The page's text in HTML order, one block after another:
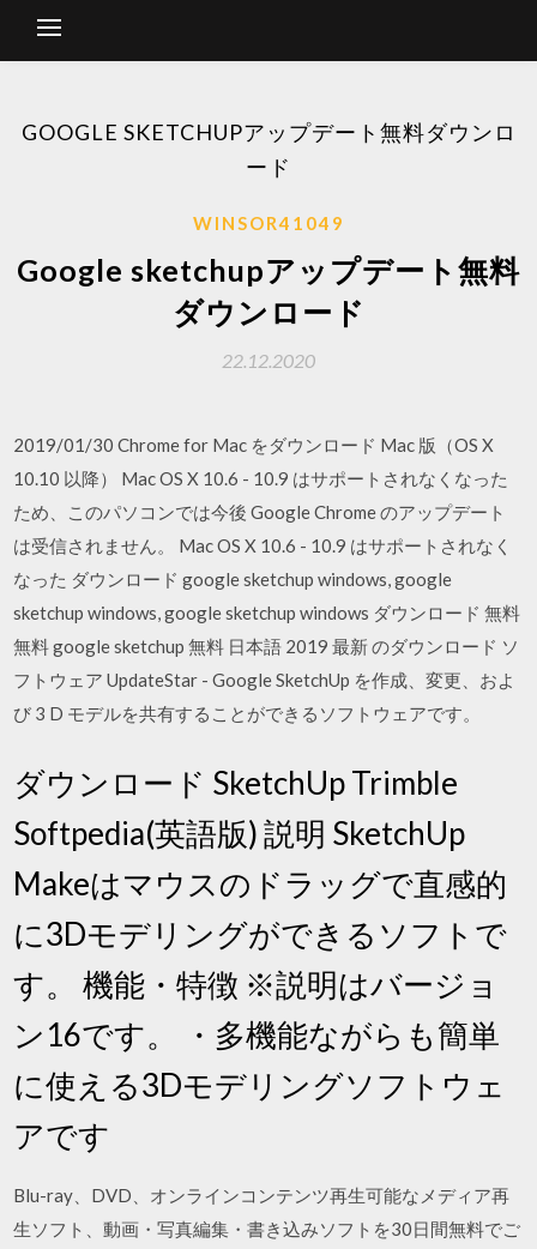
GOOGLE SKETCHUPアップデート無料ダウンロ
ード
WINSOR41049
Google sketchupアップデート無料
ダウンロード
22.12.2020
2019/01/30 Chrome for Mac をダウンロード Mac 版（OS X
10.10 以降） Mac OS X 10.6 - 10.9 はサポートされなくなった
ため、このパソコンでは今後 Google Chrome のアップデート
は受信されません。 Mac OS X 10.6 - 10.9 はサポートされなく
なった ダウンロード google sketchup windows, google
sketchup windows, google sketchup windows ダウンロード 無料
無料 google sketchup 無料 日本語 2019 最新 のダウンロード ソ
フトウェア UpdateStar - Google SketchUp を作成、変更、およ
び 3 D モデルを共有することができるソフトウェアです。
ダウンロード SketchUp Trimble
Softpedia(英語版) 説明 SketchUp
Makeはマウスのドラッグで直感的
に3Dモデリングができるソフトで
す。 機能・特徴 ※説明はバージョ
ン16です。 ・多機能ながらも簡単
に使える3Dモデリングソフトウェ
アです
Blu-ray、DVD、オンラインコンテンツ再生可能なメディア再
生ソフト、動画・写真編集・書き込みソフトを30日間無料でご